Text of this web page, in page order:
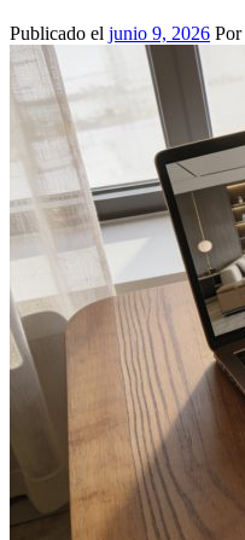
Publicado el junio 9, 2026 Por